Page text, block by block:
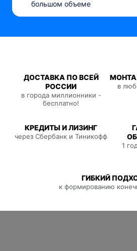
большом объеме
ДОСТАВКА ПО ВСЕЙ
РОССИИ
в города миллионники -
бесплатно!
в
КРЕДИТЫ И ЛИЗИНГ
через Сбербанк и Тиникофф
1
ГИБКИЙ
к формированию